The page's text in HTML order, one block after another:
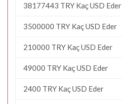
38177443 TRY Kaç USD Eder
3500000 TRY Kaç USD Eder
210000 TRY Kaç USD Eder
49000 TRY Kaç USD Eder
2400 TRY Kaç USD Eder